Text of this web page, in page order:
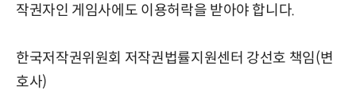
작권자인 게임사에도 이용허락을 받아야 합니다.
한국저작권위원회 저작권법률지원센터 강선호 책임(변
호사)